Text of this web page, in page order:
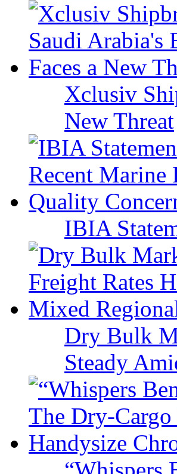
Xclusiv
New Threat
IBIA
Dry Bulk
Steady